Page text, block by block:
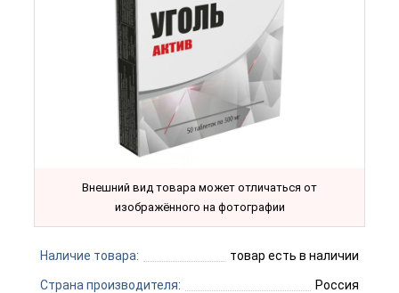
Внешний вид товара может отличаться от
изображённого на фотографии
Наличие товара: товар есть в наличии
Страна производителя: Россия